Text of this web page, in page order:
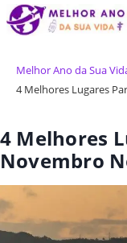
Melhor Ano da Sua
4 Melhores Lugares
4 Melhores
Novembro